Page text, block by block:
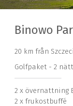
Binowo
20 km från
Golfpaket - 2
2 x övernattning
2 x frukostbuffé